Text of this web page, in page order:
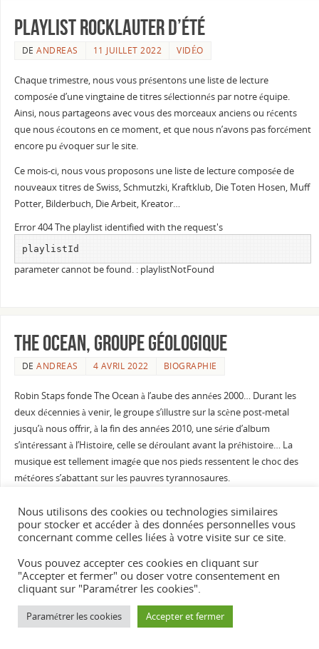
Playlist Rocklauter d’été
DEANDREAS 11 JUILLET 2022 VIDÉO
Chaque trimestre, nous vous présentons une liste de lecture
composée d’une vingtaine de titres sélectionnés par notre équipe.
Ainsi, nous partageons avec vous des morceaux anciens ou récents
que nous écoutons en ce moment, et que nous n’avons pas forcément
encore pu évoquer sur le site.
Ce mois-ci, nous vous proposons une liste de lecture composée de
nouveaux titres de Swiss, Schmutzki, Kraftklub, Die Toten Hosen, Muff
Potter, Bilderbuch, Die Arbeit, Kreator…
Error 404 The playlist identified with the request's
playlistId
parameter cannot be found. : playlistNotFound
The Ocean, groupe géologique
DEANDREAS 4 AVRIL 2022 BIOGRAPHIE
Robin Staps fonde The Ocean à l’aube des années 2000… Durant les
deux décennies à venir, le groupe s’illustre sur la scène post-metal
jusqu’à nous offrir, à la fin des années 2010, une série d’album
s’intéressant à l’Histoire, celle se déroulant avant la préhistoire… La
musique est tellement imagée que nos pieds ressentent le choc des
météores s’abattant sur les pauvres tyrannosaures.
Préhistoire
L’histoire commence à Berlin où Robin Staps se met en quête de
sols d’une usine d’aluminium désaffectée. Le complexe composé d’un
studio, d’une salle de répétitions et de quoi dormir est baptisé
Oceanland. Accessoirement, les détritus délaissés par les industriels
sont utilisés pour créer des instruments.
Nous utilisons des cookies ou technologies similaires
pour stocker et accéder à des données personnelles vous
concernant comme celles liées à votre visite sur ce site.
Vous pouvez accepter ces cookies en cliquant sur
"Accepter et fermer" ou doser votre consentement en
cliquant sur "Paramétrer les cookies".
Paramétrer les cookies Accepter et fermer